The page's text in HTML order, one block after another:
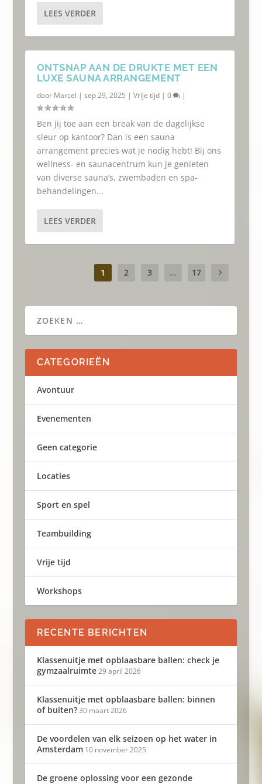
LEES VERDER
ONTSNAP AAN DE DRUKTE MET EEN
LUXE SAUNA ARRANGEMENT
door Marcel | sep 29, 2025 | Vrije tijd| 0 |
Ben jij toe aan een break van de dagelijkse
sleur op kantoor? Dan is een sauna
arrangement precies wat je nodig hebt! Bij ons
wellness- en saunacentrum kun je genieten
van diverse sauna’s, zwembaden en spa-
behandelingen...
LEES VERDER
1 2 3 ... 17
CATEGORIEËN
Avontuur
Evenementen
Geen categorie
Locaties
Sport en spel
Teambuilding
Vrije tijd
Workshops
RECENTE BERICHTEN
Klassenuitje met opblaasbare ballen: check je
gymzaalruimte 29 april 2026
Klassenuitje met opblaasbare ballen: binnen
of buiten? 30 maart 2026
De voordelen van elk seizoen op het water in
Amsterdam 10 november 2025
De groene oplossing voor een gezonde